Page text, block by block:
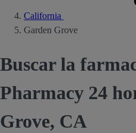
California
Garden Grove
Buscar la
Pharmacy 24
Grove, CA